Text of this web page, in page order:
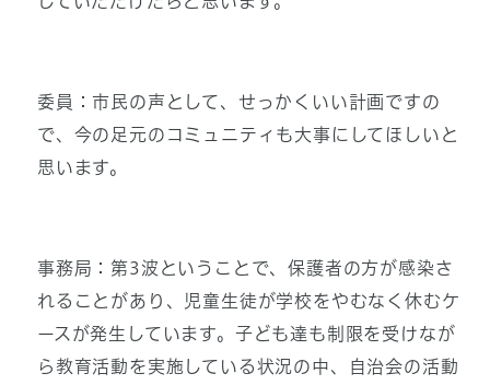
委員：市民の声として、せっかくいい計画ですの
で、今の足元のコミュニティも大事にしてほしいと
思います。
事務局：第3波ということで、保護者の方が感染さ
れることがあり、児童生徒が学校をやむなく休むケ
ースが発生しています。子ども達も制限を受けなが
ら教育活動を実施している状況の中、自治会の活動